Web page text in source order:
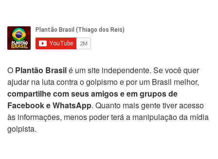
O Plantão Brasilé um site independente. Se você quer
ajudar na luta contra o golpismo e por um Brasil melhor,
compartilhe com seus amigos e em grupos de
Facebook e WhatsApp. Quanto mais gente tiver acesso
às informações, menos poder terá a manipulação da mídia
golpista.